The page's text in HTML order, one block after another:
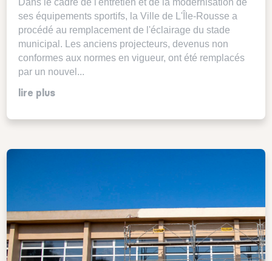
ses équipements sportifs, la Ville de L'Île-Rousse a
procédé au remplacement de l'éclairage du stade
municipal. Les anciens projecteurs, devenus non
conformes aux normes en vigueur, ont été remplacés
par un nouvel...
lire plus